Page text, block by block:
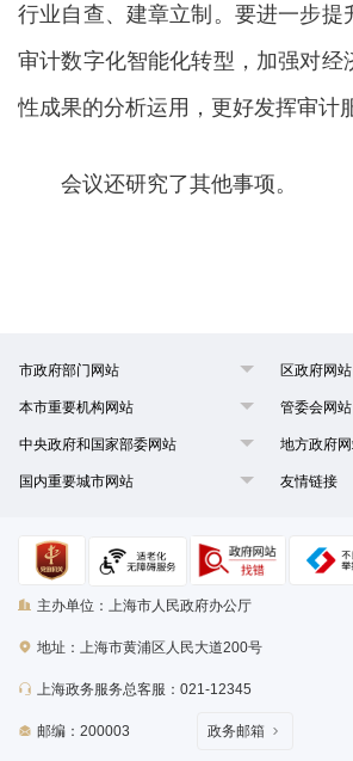
行业自查、建章立制。要进一步提
审计数字化智能化转型，加强对经
性成果的分析运用，更好发挥审计
会议还研究了其他事项。
市政府部门网站 区政府网站
本市重要机构网站 管委会网站
中央政府和国家部委网站 地方政府
国内重要城市网站 友情链接
主办单位：上海市人民政府办公厅
地址：上海市黄浦区人民大道200号
上海政务服务总客服：021-12345
邮编：200003 政务邮箱